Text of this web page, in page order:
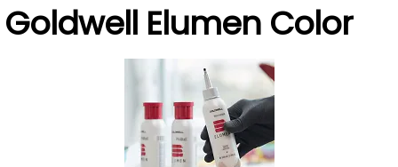
Goldwell Elumen Color